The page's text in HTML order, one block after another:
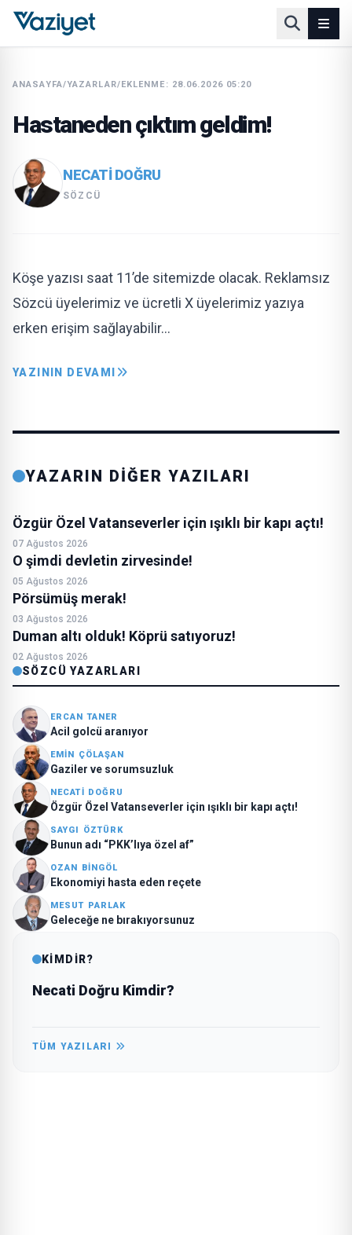
ANASAYFA/YAZARLAR/EKLENME: 28.06.2026 05:20
Hastaneden çıktım geldim!
NECATI DOĞRU
SÖZCÜ
Köşe yazısı saat 11’de sitemizde olacak. Reklamsız
Sözcü üyelerimiz ve ücretli X üyelerimiz yazıya
erken erişim sağlayabilir…
YAZININ DEVAMI
YAZARIN DİĞER YAZILARI
Özgür Özel Vatanseverler için ışıklı bir kapı açtı!
07 Ağustos 2026
O şimdi devletin zirvesinde!
05 Ağustos 2026
Pörsümüş merak!
03 Ağustos 2026
Duman altı olduk! Köprü satıyoruz!
02 Ağustos 2026
SÖZCÜ YAZARLARI
ERCAN TANER
Acil golcü aranıyor
EMIN ÇÖLAŞAN
Gaziler ve sorumsuzluk
NECATI DOĞRU
Özgür Özel Vatanseverler için ışıklı bir kapı açtı!
SAYGI ÖZTÜRK
Bunun adı “PKK’lıya özel af”
OZAN BINGÖL
Ekonomiyi hasta eden reçete
MESUT PARLAK
Geleceğe ne bırakıyorsunuz
KİMDİR?
Necati Doğru Kimdir?
TÜM YAZILARI